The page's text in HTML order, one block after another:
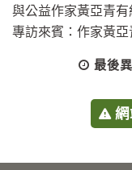
面
(另
視
與公益作家黃亞青
專訪來賓：作家黃亞
最後